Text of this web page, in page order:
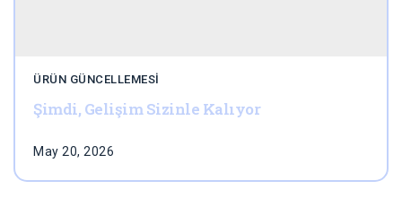
ÜRÜN GÜNCELLEMESI
Şimdi, Gelişim Sizinle Kalıyor
May 20, 2026